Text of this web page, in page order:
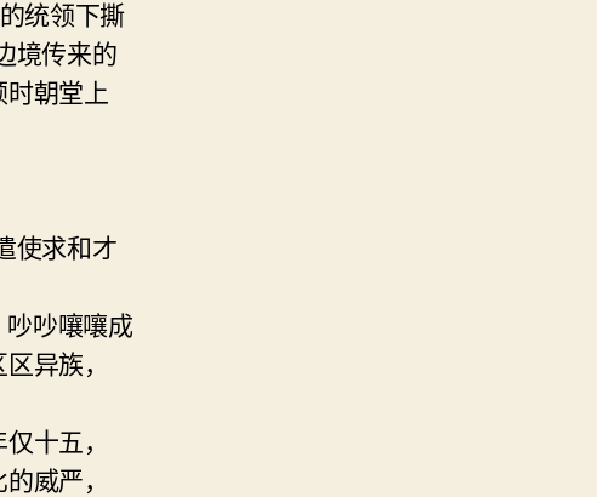
统领下撕
境传来的
朝堂上
使求和才
吵吵嚷嚷成
异族，
十五，
威严，